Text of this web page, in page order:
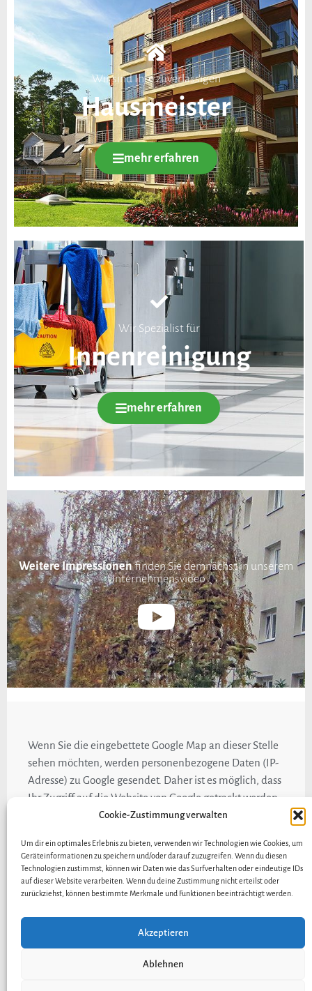
Cookie-Zustimmung verwalten
Um dir ein optimales Erlebnis zu bieten, verwenden wir Technologien wie Cookies, um
Geräteinformationen zu speichern und/oder darauf zuzugreifen. Wenn du diesen
Technologien zustimmst, können wir Daten wie das Surfverhalten oder eindeutige IDs
auf dieser Website verarbeiten. Wenn du deine Zustimmung nicht erteilst oder
zurückziehst, können bestimmte Merkmale und Funktionen beeinträchtigt werden.
Akzeptieren
Ablehnen
Wir sind Ihre zuverlässigen
Hausmeister
mehr erfahren
Wir Spezialist für
Innenreinigung
mehr erfahren
Weitere Impressionenfinden Sie demnächst in unserem
Unternehmensvideo
Wenn Sie die eingebettete Google Map an dieser Stelle
sehen möchten, werden personenbezogene Daten (IP-
Adresse) zu Google gesendet. Daher ist es möglich, dass
Ihr Zugriff auf die Website von Google getrackt werden
Hölker-Hausservice e.K.
Durmersheimerstraße 28 in76185 Karlsruhe​